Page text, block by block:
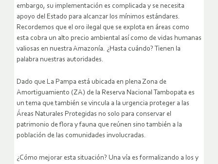
embargo, su implementación es complicada y se necesita
apoyo del Estado para alcanzar los mínimos estándares.
Recordemos que el oro ilegal que se explota en áreas como
esta cobra un alto precio ambiental así como de vidas humanas
valiosas en nuestra Amazonía. ¿Hasta cuándo? Tienen la
palabra nuestras autoridades.
Dado que La Pampa está ubicada en plena Zona de
Amortiguamiento (ZA) de la Reserva Nacional Tambopata es
un tema que también se vincula a la urgencia proteger a las
Áreas Naturales Protegidas no solo para conservar el
patrimonio de flora y fauna que reúnen sino también a la
población de las comunidades involucradas.
¿Cómo mejorar esta situación? Una vía es formalizando a los y